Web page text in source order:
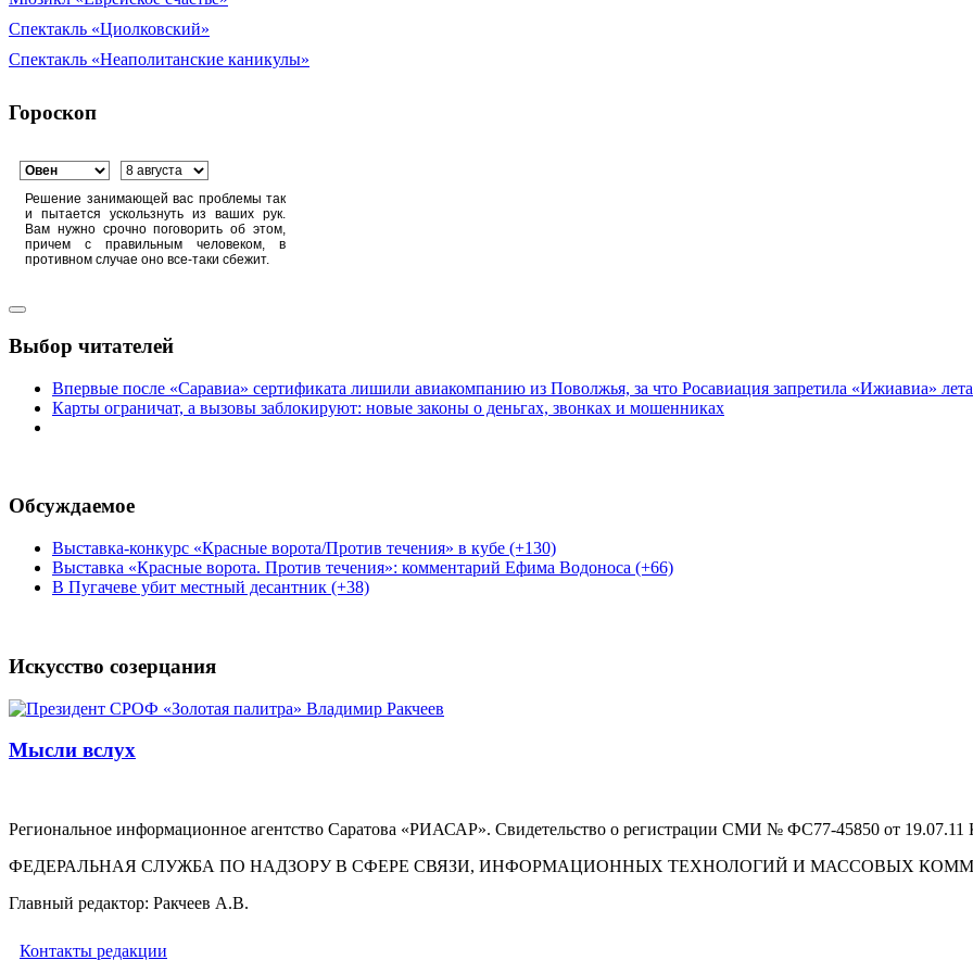
Спектакль «Циолковский»
Спектакль «Неаполитанские каникулы»
Гороскоп
Решение занимающей вас проблемы так
и пытается ускользнуть из ваших рук.
Вам нужно срочно поговорить об этом,
причем с правильным человеком, в
противном случае оно все-таки сбежит.
Выбор читателей
Впервые после «Саравиа» сертификата лишили авиакомпанию из Поволжья, за что Росавиация запретила «Ижиавиа»
Карты ограничат, а вызовы заблокируют: новые законы о деньгах, звонках и мошенниках
Обсуждаемое
Выставка-конкурс «Красные ворота/Против течения» в кубе (+130)
Выставка «Красные ворота. Против течения»: комментарий Ефима Водоноса (+66)
В Пугачеве убит местный десантник (+38)
Искусство созерцания
Мысли вслух
Региональное информационное агентство Саратова «РИАСАР». Свидетельство о регистрации СМИ № ФС77-45850 от
ФЕДЕРАЛЬНАЯ СЛУЖБА ПО НАДЗОРУ В СФЕРЕ СВЯЗИ, ИНФОРМАЦИОННЫХ ТЕХНОЛОГИЙ И МАССОВЫХ
Главный редактор: Ракчеев А.В.
Контакты редакции